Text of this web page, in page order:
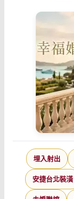
埋入射出
安捷台北裝潢